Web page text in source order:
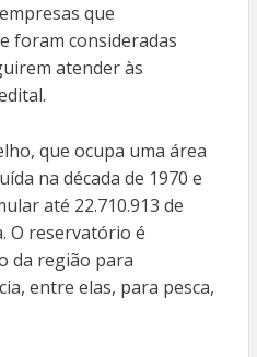
que
foram consideradas
atender às
que ocupa uma área
na década de 1970 e
até 22.710.913 de
O reservatório é
da região para
entre elas, para pesca,